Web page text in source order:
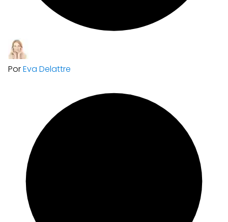
PorEva Delattre